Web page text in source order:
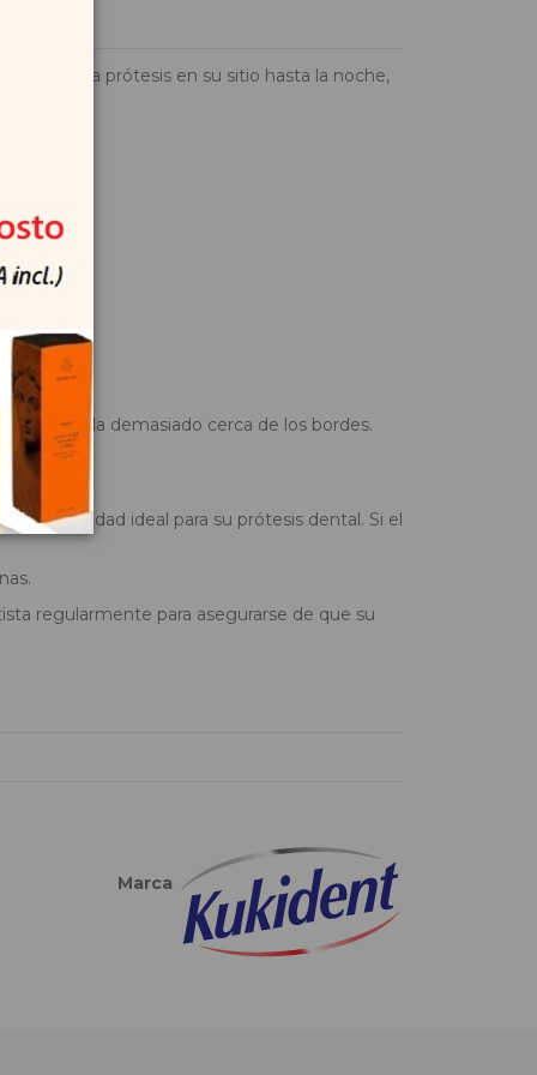
la prótesis en su sitio hasta la noche,
aplicarla demasiado cerca de los bordes.
la cantidad ideal para su prótesis dental. Si el
regularmente para asegurarse de que su
Marca